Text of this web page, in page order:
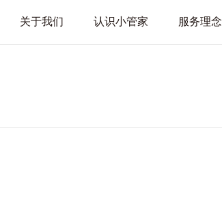
服务理念
认识小管家
关于我们